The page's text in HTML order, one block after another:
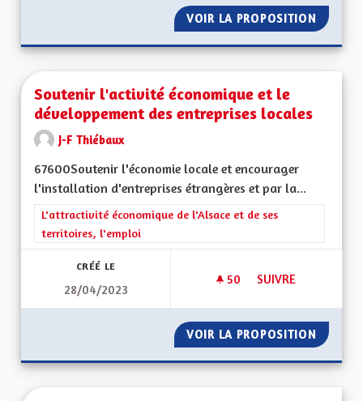
VOIR LA PROPOSITION LA
Soutenir l'activité économique et le
développement des entreprises locales
J-F Thiébaux
67600Soutenir l'économie locale et encourager
l'installation d'entreprises étrangères et par la...
Filtrer les résultats de la catégorie : L'attractivité
L'attractivité économique de l'Alsace et de ses
territoires, l'emploi
CRÉÉ LE
28/04/2023
50 50 ABONNÉS
SUIVRE
VOIR LA PROPOSITION